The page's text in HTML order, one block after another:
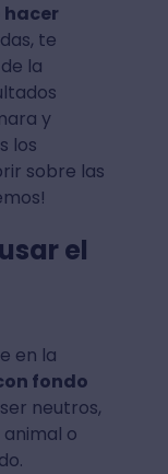
hacer
te
la
y
los
sobre las
el
en la
fondo
neutros,
o